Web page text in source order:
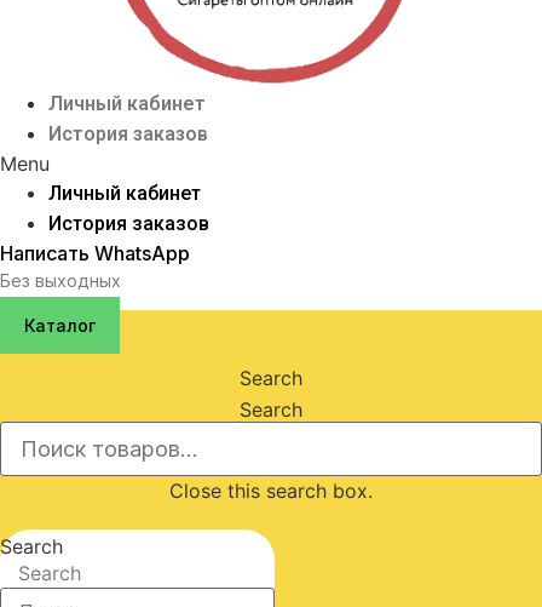
Личный кабинет
История заказов
Menu
Личный кабинет
История заказов
Написать WhatsApp
Без выходных
Каталог
Search
Search
Close this search box.
Search
Search